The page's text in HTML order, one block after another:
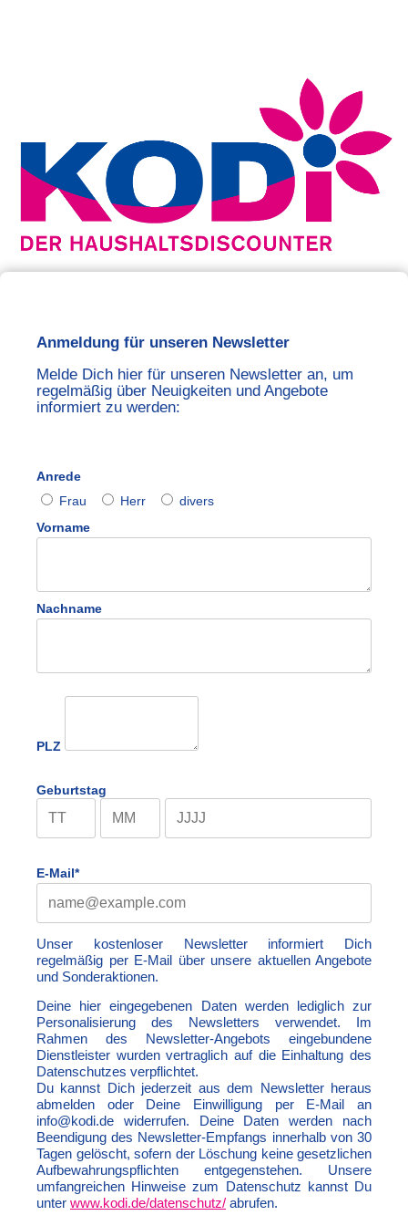
Anmeldung für unseren Newsletter
Melde Dich hier für unseren Newsletter an, um
regelmäßig über Neuigkeiten und Angebote
informiert zu werden:
Anrede
Frau
Herr
divers
Vorname
Nachname
PLZ
Geburtstag
E-Mail*
Unser kostenloser Newsletter informiert Dich
regelmäßig per E-Mail über unsere aktuellen Angebote
und Sonderaktionen.
Deine hier eingegebenen Daten werden lediglich zur
Personalisierung des Newsletters verwendet. Im
Rahmen des Newsletter-Angebots eingebundene
Dienstleister wurden vertraglich auf die Einhaltung des
Datenschutzes verpflichtet.
Du kannst Dich jederzeit aus dem Newsletter heraus
abmelden oder Deine Einwilligung per E-Mail an
info@kodi.de widerrufen. Deine Daten werden nach
Beendigung des Newsletter-Empfangs innerhalb von 30
Tagen gelöscht, sofern der Löschung keine gesetzlichen
Aufbewahrungspflichten entgegenstehen. Unsere
umfangreichen Hinweise zum Datenschutz kannst Du
unter www.kodi.de/datenschutz/ abrufen.